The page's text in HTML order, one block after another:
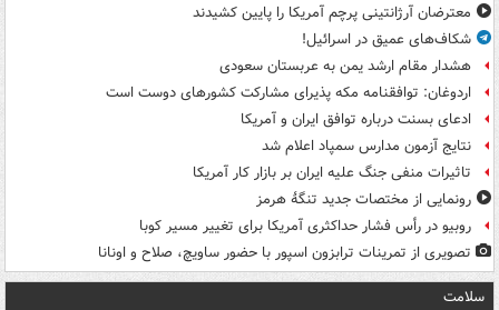
معترضان آرژانتینی پرچم آمریکا را پایین کشیدند
شکاف‌های عمیق در اسرائیل!
هشدار مقام ارشد یمن به عربستان سعودی
اردوغان: توافقنامه مکه پذیرای مشارکت کشورهای دوست است
ادعای بسنت درباره توافق ایران و آمریکا
نتایج آزمون مدارس سمپاد اعلام شد
تاثیرات منفی جنگ علیه ایران بر بازار کار آمریکا
رونمایی از مختصات جدید تنگۀ هرمز
روبیو در رأس فشار حداکثری آمریکا برای تغییر مسیر کوبا
تصویری از تمرینات ترابزون اسپور با حضور ساویچ، صلاح و اونانا
سلامت